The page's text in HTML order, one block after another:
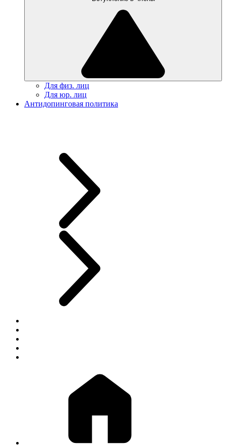
Для физ. лиц
Для юр. лиц
Антидопинговая политика